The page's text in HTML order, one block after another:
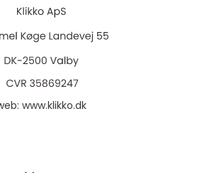
www.klikko.dk